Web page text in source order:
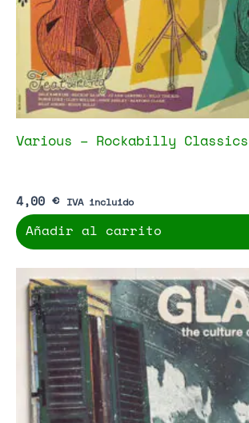
Various – Rockabilly Classics
4,00 € IVA incluido
Añadir al carrito